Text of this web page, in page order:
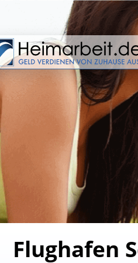
Flughafen